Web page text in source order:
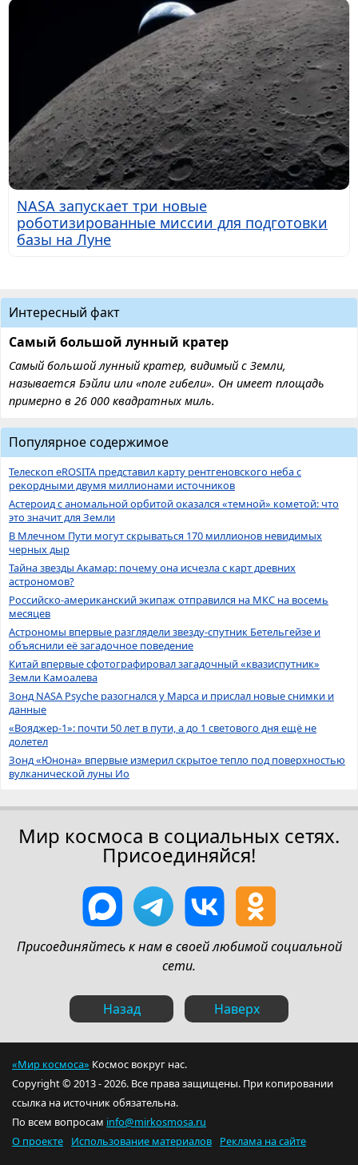
NASA запускает три новые
роботизированные миссии для подготовки
базы на Луне
Интересный факт
Самый большой лунный кратер
Самый большой лунный кратер, видимый с Земли,
называется Бэйли или «поле гибели». Он имеет площадь
примерно в 26 000 квадратных миль.
Популярное содержимое
Телескоп eROSITA представил карту рентгеновского неба с
рекордными двумя миллионами источников
Астероид с аномальной орбитой оказался «темной» кометой: что
это значит для Земли
В Млечном Пути могут скрываться 170 миллионов невидимых
черных дыр
Тайна звезды Акамар: почему она исчезла с карт древних
астрономов?
Российско-американский экипаж отправился на МКС на восемь
месяцев
Астрономы впервые разглядели звезду-спутник Бетельгейзе и
объяснили её загадочное поведение
Китай впервые сфотографировал загадочный «квазиспутник»
Земли Камоалева
Зонд NASA Psyche разогнался у Марса и прислал новые снимки и
данные
«Вояджер-1»: почти 50 лет в пути, а до 1 светового дня ещё не
долетел
Зонд «Юнона» впервые измерил скрытое тепло под поверхностью
вулканической луны Ио
Мир космоса в социальных сетях.
Присоединяйся!
Присоединяйтесь к нам в своей любимой социальной
сети.
Назад Наверх
«Мир космоса» Космос вокруг нас.
Copyright © 2013 - 2026. Все права защищены. При копировании
ссылка на источник обязательна.
По всем вопросам info@mirkosmosa.ru
О проекте
Использование материалов Реклама на сайте